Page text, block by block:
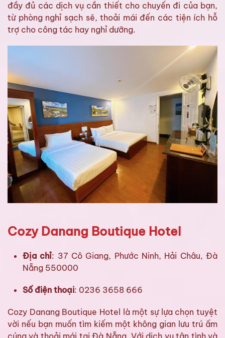
đầy đủ các dịch vụ cần thiết cho chuyến đi của bạn,
từ phòng nghỉ sạch sẽ, thoải mái đến các tiện ích hỗ
trợ cho công tác hay nghỉ dưỡng.
Cozy Danang Boutique Hotel
Địa chỉ: 37 Cô Giang, Phước Ninh, Hải Châu, Đà
Nẵng 550000
Số điện thoại: 0236 3658 666
Cozy Danang Boutique Hotel là một sự lựa chọn tuyệt
vời nếu bạn muốn tìm kiếm một không gian lưu trú ấm
cúng và thoải mái tại Đà Nẵng. Với dịch vụ tận tình và